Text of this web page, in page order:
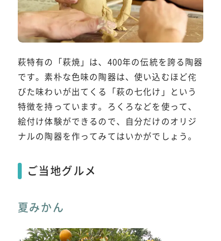
萩特有の「萩焼」は、400年の伝統を誇る陶器
です。素朴な色味の陶器は、使い込むほど侘
びた味わいが出てくる「萩の七化け」という
特徴を持っています。ろくろなどを使って、
絵付け体験ができるので、自分だけのオリジ
ナルの陶器を作ってみてはいかがでしょう。
ご当地グルメ
夏みかん